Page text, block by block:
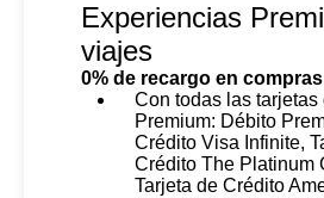
Experiencias
viajes
0% de recargo en
Con todas las
Premium: Débito
Crédito Visa Infinite,
Crédito The Platinum
Tarjeta de Crédito